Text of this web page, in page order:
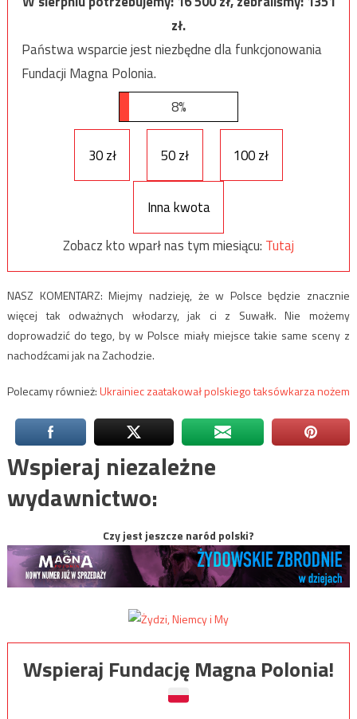
zł.
Państwa wsparcie jest niezbędne dla funkcjonowania
Fundacji Magna Polonia.
8%
30 zł 50 zł 100 zł
Inna kwota
Zobacz kto wparł nas tym miesiącu: Tutaj
NASZ KOMENTARZ: Miejmy nadzieję, że w Polsce będzie znacznie
więcej tak odważnych włodarzy, jak ci z Suwałk. Nie możemy
doprowadzić do tego, by w Polsce miały miejsce takie same sceny z
nachodźcami jak na Zachodzie.
Polecamy również:Ukrainiec zaatakował polskiego taksówkarza nożem
Wspieraj niezależne
wydawnictwo:
Czy jest jeszcze naród polski?
Wspieraj Fundację Magna Polonia!